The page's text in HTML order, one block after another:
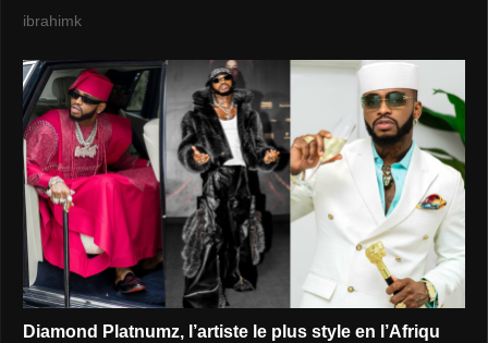
ibrahimk
Diamond Platnumz, l’artiste le plus style en l’Afriqu